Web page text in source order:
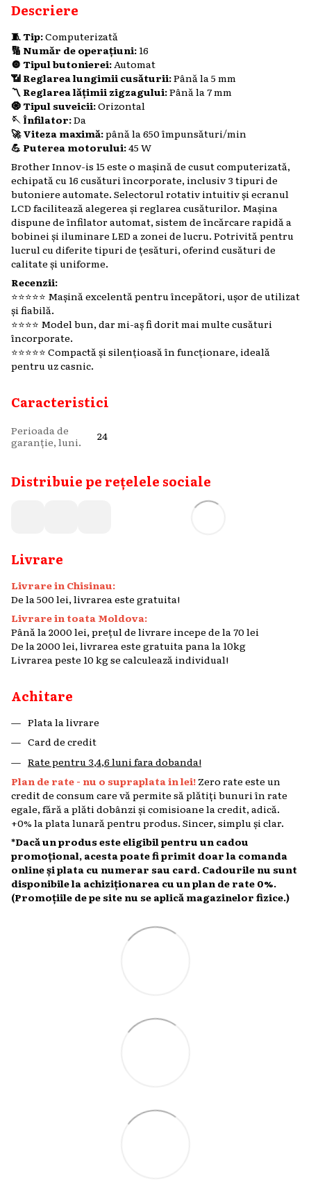
Descriere
🧵 Tip:Computerizată
🔢 Număr de operațiuni: 16
🔘 Tipul butonierei:Automat
📶 Reglarea lungimii cusăturii:Până la 5 mm
〽️ Reglarea lățimii zigzagului:Până la 7 mm
🧿 Tipul suveicii:Orizontal
🪡 Înfilator:Da
🚀 Viteza maximă:până la 650 împunsături/min
💪 Puterea motorului:45 W
Brother Innov-is 15 este o mașină de cusut computerizată,
echipată cu 16 cusături încorporate, inclusiv 3 tipuri de
butoniere automate. Selectorul rotativ intuitiv și ecranul
LCD facilitează alegerea și reglarea cusăturilor. Mașina
dispune de înfilator automat, sistem de încărcare rapidă a
bobinei și iluminare LED a zonei de lucru. Potrivită pentru
lucrul cu diferite tipuri de țesături, oferind cusături de
calitate și uniforme.
Recenzii:
⭐️⭐️⭐️⭐️⭐️ Mașină excelentă pentru începători, ușor de utilizat
și fiabilă.
⭐️⭐️⭐️⭐️ Model bun, dar mi-aș fi dorit mai multe cusături
încorporate.
⭐️⭐️⭐️⭐️⭐️ Compactă și silențioasă în funcționare, ideală
pentru uz casnic.
Caracteristici
Perioada de
garanție, luni.
24
Distribuie pe rețelele sociale
Livrare
Livrare in Chisinau:
De la 500 lei, livrarea este gratuita!
Livrare in toata Moldova:
Până la 2000 lei, prețul de livrare incepe de la 70 lei
De la 2000 lei, livrarea este gratuita pana la 10kg
Livrarea peste 10 kg se calculează individual!
Achitare
Plata la livrare
Card de credit
Rate pentru 3,4,6 luni fara dobanda!
Plan de rate - nu o supraplata in lei! Zero rate este un
credit de consum care vă permite să plătiți bunuri în rate
egale, fără a plăti dobânzi și comisioane la credit, adică.
+0% la plata lunară pentru produs. Sincer, simplu și clar.
*Dacă un produs este eligibil pentru un cadou
promoțional, acesta poate fi primit doar la comanda
online și plata cu numerar sau card. Cadourile nu sunt
disponibile la achiziționarea cu un plan de rate 0%.
(Promoțiile de pe site nu se aplică magazinelor fizice.)